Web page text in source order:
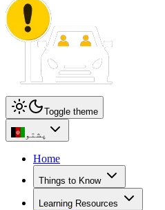
Toggle theme
پشتو
Home
Things to Know
Learning Resources